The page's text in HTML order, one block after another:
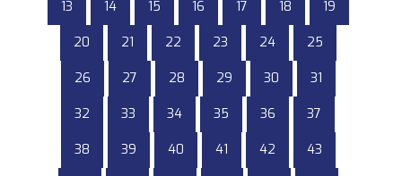
13 14 15 16 17 18 19
20 21 22 23 24 25
26 27 28 29 30 31
32 33 34 35 36 37
38 39 40 41 42 43